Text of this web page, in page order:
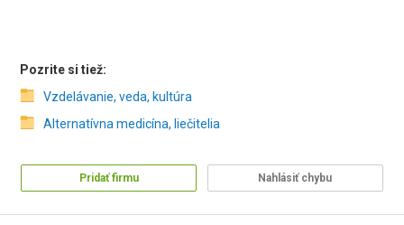
Pozrite si tiež:
Vzdelávanie, veda, kultúra
Alternatívna medicína, liečitelia
Pridať firmu Nahlásiť chybu